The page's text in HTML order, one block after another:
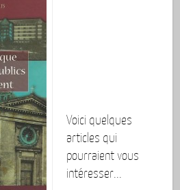
Voici quelques
articles qui
pourraient vous
intéresser...